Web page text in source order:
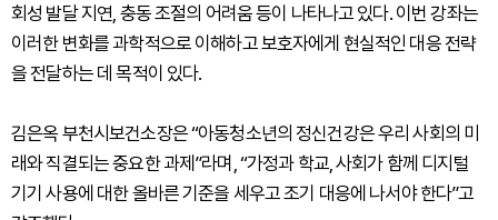
회성 발달 지연, 충동 조절의 어려움 등이 나타나고 있다. 이번 강좌는
이러한 변화를 과학적으로 이해하고 보호자에게 현실적인 대응 전략
을 전달하는 데 목적이 있다.
김은옥 부천시보건소장은 “아동청소년의 정신건강은 우리 사회의 미
래와 직결되는 중요한 과제”라며, “가정과 학교, 사회가 함께 디지털
기기 사용에 대한 올바른 기준을 세우고 조기 대응에 나서야 한다”고